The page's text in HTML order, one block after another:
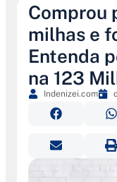
Comprou
milhas e
Entenda
na 123
Indenizei.com